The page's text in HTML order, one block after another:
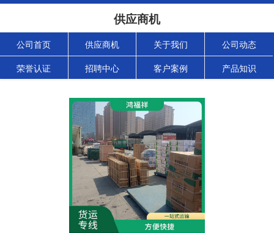
供应商机
公司首页 供应商机 关于我们 公司动态
荣誉认证 招聘中心 客户案例 产品知识